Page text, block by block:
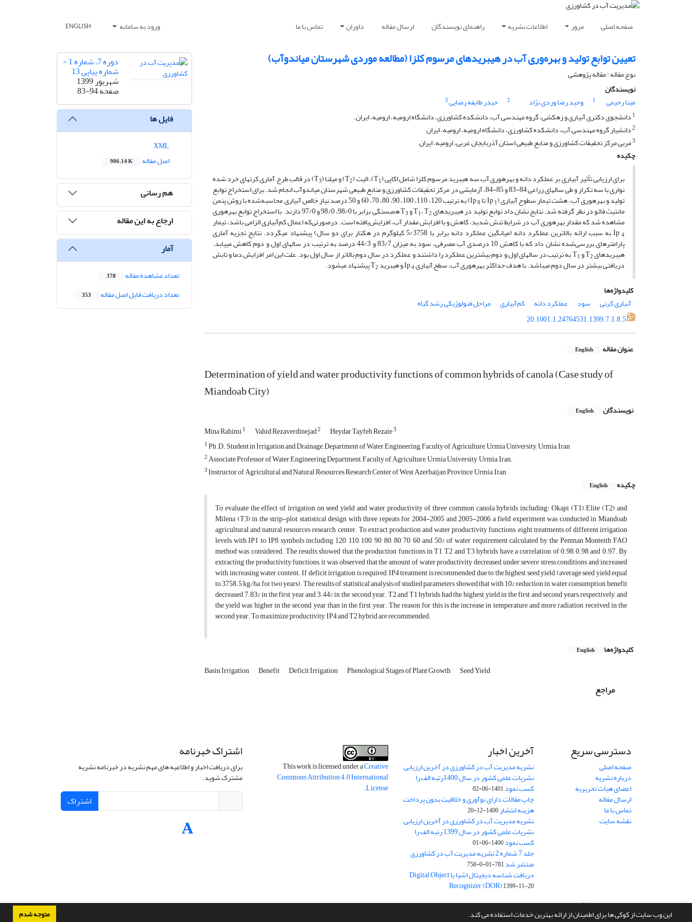
این وب سایت از کوکی ها برای اطمینان از ارائه بهترین خدمات استفاده می کند. متوجه شدم
صفحه اصلی مرور اطلاعات نشریه راهنمای نویسندگان ارسال مقاله داوران تماس با ما ورود به سامانه ENGLISH
تعیین توابع تولید و بهره‌وری آب در هیبریدهای مرسوم کلزا (مطالعه موردی شهرستان میاندوآب)
نوع مقاله : مقاله پژوهشی
نویسندگان
مینا رحیمی
1 وحید رضا وردی نژاد 2 حیدر طایفه رضایی3
1 دانشجوی دکتری آبیاری و زهکشی، گروه مهندسی آب، دانشکده کشاورزی، دانشگاه ارومیه، ارومیه، ایران.
2دانشیار گروه مهندسی آب، دانشکده کشاورزی، دانشگاه ارومیه، ارومیه، ایران
3مربی مرکز تحقیقات کشاورزی و منابع طبیعی استان آذربایجان غربی، ارومیه، ایران
چکیده
برای ارزیابی تأثیر آبیاری بر عملکرد دانه و بهره­وری آب سه هیبرید مرسوم کلزا شامل اکاپی (T1 )، الیت (T2 ) و میلنا (T3 ) در قالب طرح آماری کرت­های خرد شده
نواری با سه تکرار و طی سال­های زراعی 84-83 و 85-84، آزمایشی در مرکز تحقیقات کشاورزی و منابع طبیعی شهرستان میاندوآب انجام شد. برای استخراج توابع
تولید و بهره­وری آب، هشت تیمار سطوح آبیاری (Ip1 تا Ip 8 ) به ترتیب 120، 110، 100، 90، 80، 70، 60 و 50 درصد نیاز خالص آبیاری محاسبه‌شده با روش پنمن
مانتیث فائو در نظر گرفته شد. نتایج نشان داد توابع تولید در هیبریدهای T 1، T2 و T3 همبستگی برابر با 98/0، 98/0 و 97/0 دارند. با استخراج توابع بهره­وری
مشاهده شد که مقدار بهره­وری آب در شرایط تنش شدید، کاهش و با افزایش مقدار آب، افزایش‌یافته است. درصورتی‌که اعمال کم‌آبیاری الزامی باشد، تیمار
Ip 4 به سبب ارائه بالاترین عملکرد دانه (میانگین عملکرد دانه برابر با 5/3758 کیلوگرم در هکتار برای دو سال) پیشنهاد می­گردد. نتایج تجزیه آماری
پارامترهای بررسی‌شده نشان داد که با کاهش 10 درصدی آب مصرفی، سود به میزان 83/7 و 44/3 درصد به ترتیب در سال­های اول و دوم کاهش می­یابد.
هیبریدهای T2 و T1 به ترتیب در سال­های اول و دوم بیشترین عملکرد را داشتند و عملکرد در سال دوم بالاتر از سال اول بود. علت این امر افزایش دما و تابش
دریافتی بیشتر در سال دوم می­باشد. با هدف حداکثر بهره­وری آب، سطح آبیاری Ip4 و هیبرید T 2 پیشنهاد می­شود.
کلیدواژه‌ها
آبیاری کرتی
سود عملکرد دانه کم‌آبیاری
مراحل فنولوژیکی رشد گیاه
20.1001.1.24764531.1399.7.1.8.5
عنوان مقاله English
Determination of yield and water productivity functions of common hybrids of canola (Case study of
Miandoab City)
نویسندگان English
Mina Rahimi1 Vahid Rezaverdinejad2 Heydar Tayfeh Rezaie3
1Ph.D. Student in Irrigation and Drainage, Department of Water Engineering, Faculty of Agriculture, Urmia University, Urmia, Iran
2Associate Professor of Water Engineering Department, Faculty of Agriculture, Urmia University, Urmia, Iran.
3Instructor of Agricultural and Natural Resources Research Center of West Azerbaijan Province, Urmia, Iran
چکیده
English
To evaluate the effect of irrigation on seed yield and water productivity of three common canola hybrids including: Okapi (T1), Elite (T2) and
Milena (T3) in the strip-plot statistical design with three repeats for 2004-2005 and 2005-2006 a field experiment was conducted in Miandoab
agricultural and natural resources research center. To extract production and water productivity functions, eight treatments of different irrigation
levels with IP1 to IP8 symbols including 120, 110, 100, 90, 80, 80, 70, 60 and 50% of water requirement calculated by the Penman Monteith FAO
method was considered. The results showed that the production functions in T1, T2 and T3 hybrids have a correlation of 0.98, 0.98 and 0.97. By
extracting the productivity functions, it was observed that the amount of water productivity decreased under severe stress conditions and increased
with increasing water content. If deficit irrigation is required, IP4 treatment is recommended due to the highest seed yield (average seed yield equal
to 3758.5 kg/ha for two years). The results of statistical analysis of studied parameters showed that with 10% reduction in water consumption, benefit
decreased 7.83% in the first year and 3.44% in the second year. T2 and T1 hybrids had the highest yield in the first and second years, respectively, and
the yield was higher in the second year than in the first year. The reason for this is the increase in temperature and more radiation received in the
second year. To maximize productivity, IP4 and T2 hybrid are recommended.
کلیدواژه‌ها English
Basin Irrigation Benefit Deficit Irrigation Phenological Stages of Plant Growth Seed Yield
مراجع
دوره 7، شماره 1 -
شماره پیاپی 13
شهریور 1399
صفحه83-94
فایل ها
اصل مقاله
906.14 K
هم رسانی
ارجاع به این مقاله
آمار
تعداد مشاهده مقاله 378
تعداد دریافت فایل اصل مقاله 353
دسترسی سریع
صفحه اصلی
درباره نشریه
اعضای هیات تحریریه
ارسال مقاله
تماس با ما
نقشه سایت
آخرین اخبار
نشریه مدیریت آب در کشاورزی در آخرین ارزیابی
نشریات علمی کشور در سال 1400رتبه الف را
کسب نمود1401-06-02
چاپ مقالات دارای نوآوری و خلاقیت بدون پرداخت
هزینه انتشار1400-12-20
نشریه مدیریت آب در کشاورزی در آخرین ارزیابی
نشریات علمی کشور در سال 1399 رتبه الف را
کسب نمود1400-06-01
جلد 7 شماره 2 نشریه مدیریت آب در کشاورزی
منتشر شد781-01-0-758
دریافت شناسه دیجیتال اشیا یا Digital Object
Recognizer (DOR)1399-11-20
This work is licensed under aCreative
Commons Attribution 4.0 International
License
.
اشتراک خبرنامه
برای دریافت اخبار و اطلاعیه های مهم نشریه در خبرنامه نشریه
مشترک شوید.
اشتراک
سامانه مدیریت نشریات علمی.طراحی و پیاده سازی ازسیناوب